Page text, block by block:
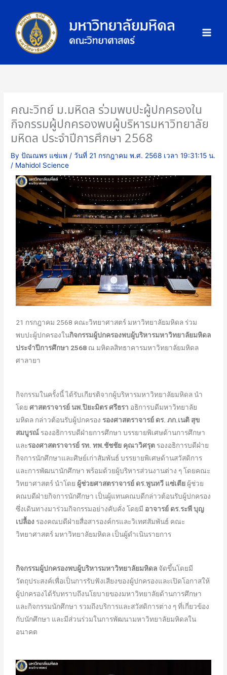
content
คณะวิทย์ ม.มหิดล ร่วมพบปะผู้ปกครองใน
กิจกรรมผู้ปกครองพบผู้บริหารมหาวิทยาลัย
มหิดล ประจำปีการศึกษา 2568
Byปัณณพร แซ่แพ /วันที่ 21 กรกฎาคม พ.ศ. 2568 เวลา 19:31:15 น.
/ Mahidol Science
21 กรกฎาคม 2568 คณะวิทยาศาสตร์ มหาวิทยาลัยมหิดล ร่วม
พบปะผู้ปกครองในกิจกรรมผู้ปกครองพบผู้บริหารมหาวิทยาลัยมหิดล
ประจำปีการศึกษา 2568 ณ มหิดลสิทธาคารมหาวิทยาลัยมหิดล
ศาลายา
กิจกรรมในครั้งนี้ ได้รับเกียรติจากผู้บริหารมหาวิทยาลัยมหิดล นำ
โดยศาสตราจารย์ นพ.ปิยะมิตร ศรีธรา อธิการบดีมหาวิทยาลัย
มหิดล กล่าวต้อนรับผู้ปกครอง รองศาสตราจารย์ ดร. ภก.เนติ สุข
สมบูรณ์ รองอธิการบดีฝ่ายการศึกษา บรรยายพิเศษด้านการศึกษา
และรองศาสตราจารย์ รท. ทพ.ชัชชัย คุณาวิศรุต รองอธิการบดีฝ่าย
กิจการนักศึกษาและศิษย์เก่าสัมพันธ์ บรรยายพิเศษด้านสวัสดิการ
และการพัฒนานักศึกษา พร้อมด้วยผู้บริหารส่วนงานต่าง ๆ โดยคณะ
วิทยาศาสตร์ นำโดย ผู้ช่วยศาสตราจารย์ ดร.พูนทวี แซ่เตีย ผู้ช่วย
คณบดีฝ่ายกิจการนักศึกษา เป็นผู้แทนคณบดีกล่าวต้อนรับผู้ปกครอง
ซึ่งเดินทางมาร่วมกิจกรรมอย่างคับคั่ง โดยมี อาจารย์ ดร.ระพี บุญ
เปลื้อง รองคณบดีฝ่ายสื่อสารองค์กรและวิเทศสัมพันธ์ คณะ
วิทยาศาสตร์ มหาวิทยาลัยมหิดล เป็นผู้ดำเนินรายการ
กิจกรรมผู้ปกครองพบผู้บริหารมหาวิทยาลัยมหิดล จัดขึ้นโดยมี
วัตถุประสงค์เพื่อเป็นการรับฟังเสียงของผู้ปกครองและเปิดโอกาสให้
ผู้ปกครองได้รับทราบถึงนโยบายของมหาวิทยาลัยด้านการศึกษา
และกิจกรรมนักศึกษา รวมถึงบริการและสวัสดิการต่าง ๆ ที่เกี่ยวข้อง
กับนักศึกษา และมีส่วนร่วมในการพัฒนามหาวิทยาลัยมหิดลใน
อนาคต
ม